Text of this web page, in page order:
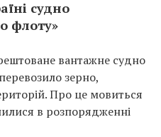
судно
флоту»
вантажне судно
зерно,
Про це мовиться
в розпорядженні